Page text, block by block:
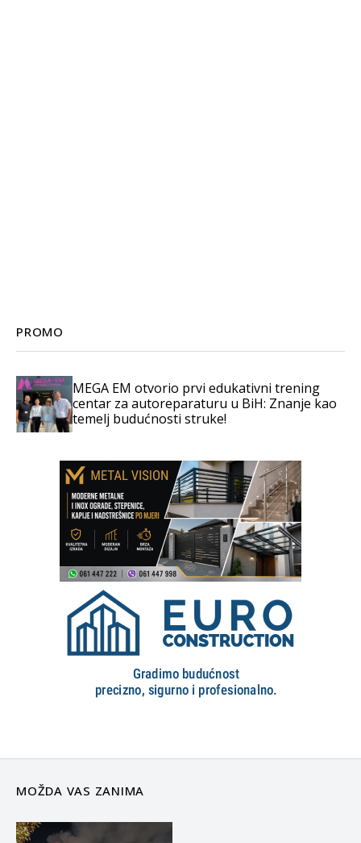
PROMO
MEGA EM otvorio prvi edukativni trening
centar za autoreparaturu u BiH: Znanje kao
temelj budućnosti struke!
MOŽDA VAS ZANIMA